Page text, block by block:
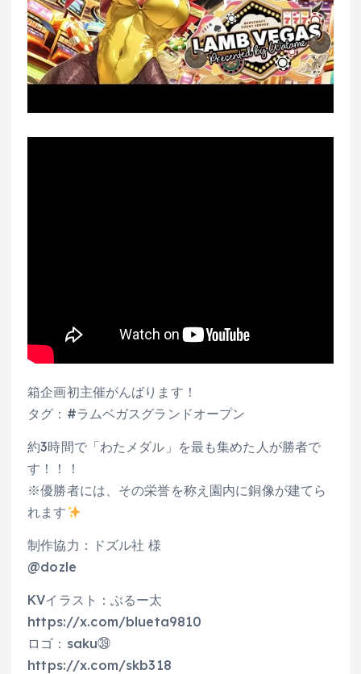
箱企画初主催がんばります！
タグ：#ラムベガスグランドオープン
約3時間で「わたメダル」を最も集めた人が勝者で
す！！！
※優勝者には、その栄誉を称え園内に銅像が建てら
れます
制作協力：ドズル社 様
@dozle
KVイラスト：ぶるー太
https://x.com/blueta9810
ロゴ：saku㊴
https://x.com/skb318